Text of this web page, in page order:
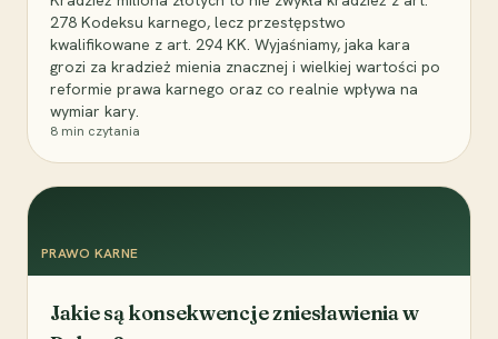
278 Kodeksu karnego, lecz przestępstwo
kwalifikowane z art. 294 KK. Wyjaśniamy, jaka kara
grozi za kradzież mienia znacznej i wielkiej wartości po
reformie prawa karnego oraz co realnie wpływa na
wymiar kary.
8 min czytania
PRAWO KARNE
Jakie są konsekwencje zniesławienia w